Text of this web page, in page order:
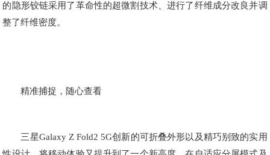
的隐形铰链采用了革命性的超微割技术、进行了纤维成分改良并调
整了纤维密度。
精准捕捉，随心查看
三星Galaxy Z Fold2 5G创新的可折叠外形以及精巧别致的实用